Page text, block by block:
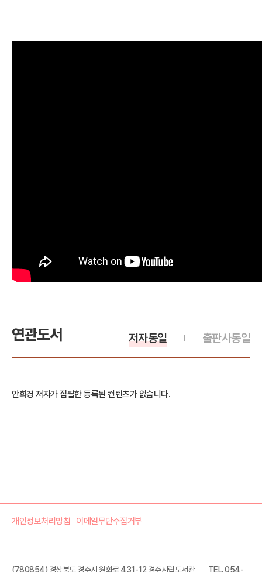
연관도서 출판사동일
저자동일
안희경 저자가 집필한 등록된 컨텐츠가 없습니다.
개인정보처리방침 이메일무단수집거부
(780854) 경상북도 경주시 원화로 431-12 경주시립도서관 TEL. 054-